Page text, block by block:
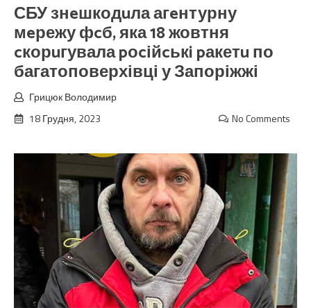
СБУ знeшкодuла агeнтурну
мeрежу фcб, яка 18 жовтня
cкорuгувала pоcійcькi pакетu по
багатоповерхівці у Запоріжжі
Грицюк Володимир
18 Грудня, 2023
No Comments